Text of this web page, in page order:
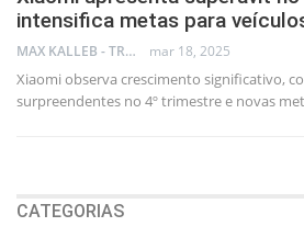
intensifica metas para
MAX KALLEB - TRADER mar 18, 2025
Xiaomi observa crescimento significativo,
surpreendentes no 4º trimestre e novas
CATEGORIAS